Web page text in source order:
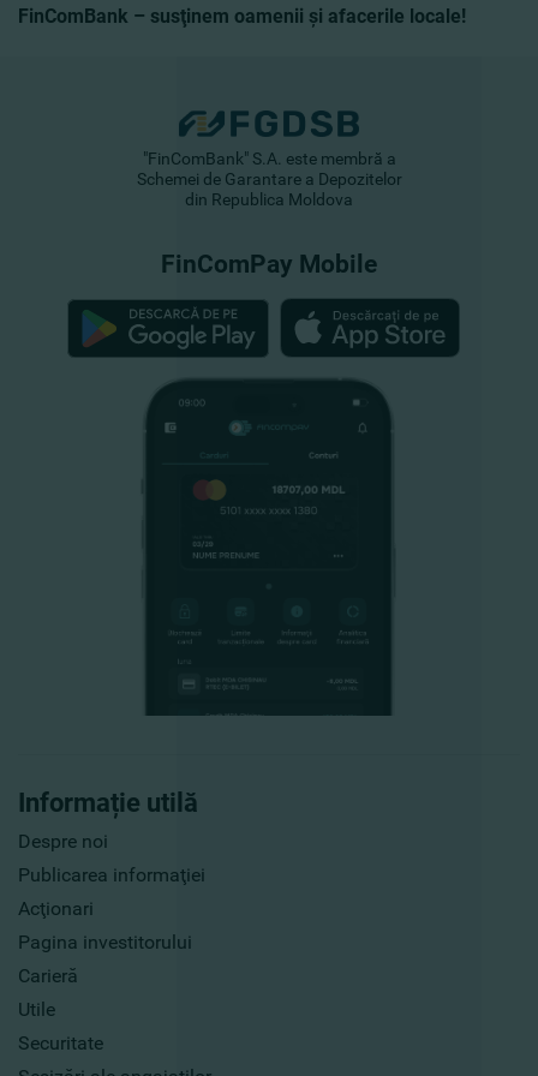
FinComBank – susţinem oamenii şi afacerile locale!
Informație utilă
Despre noi
Publicarea informaţiei
Acţionari
Pagina investitorului
Carieră
Utile
Securitate
"FinComBank" S.A. este membră a
Schemei de Garantare a Depozitelor
din Republica Moldova
FinComPay Mobile